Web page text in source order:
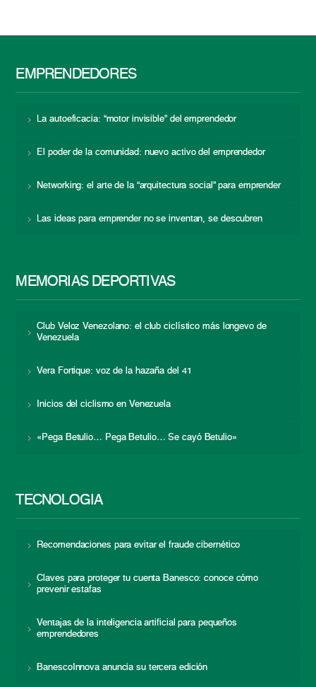
EMPRENDEDORES
La autoeficacia: “motor invisible” del emprendedor
El poder de la comunidad: nuevo activo del emprendedor
Networking: el arte de la “arquitectura social” para emprender
Las ideas para emprender no se inventan, se descubren
MEMORIAS DEPORTIVAS
Club Veloz Venezolano: el club ciclístico más longevo de
Venezuela
Vera Fortique: voz de la hazaña del 41
Inicios del ciclismo en Venezuela
«Pega Betulio… Pega Betulio… Se cayó Betulio»
TECNOLOGÍA
Recomendaciones para evitar el fraude cibernético
Claves para proteger tu cuenta Banesco: conoce cómo
prevenir estafas
Ventajas de la inteligencia artificial para pequeños
emprendedores
BanescoInnova anuncia su tercera edición